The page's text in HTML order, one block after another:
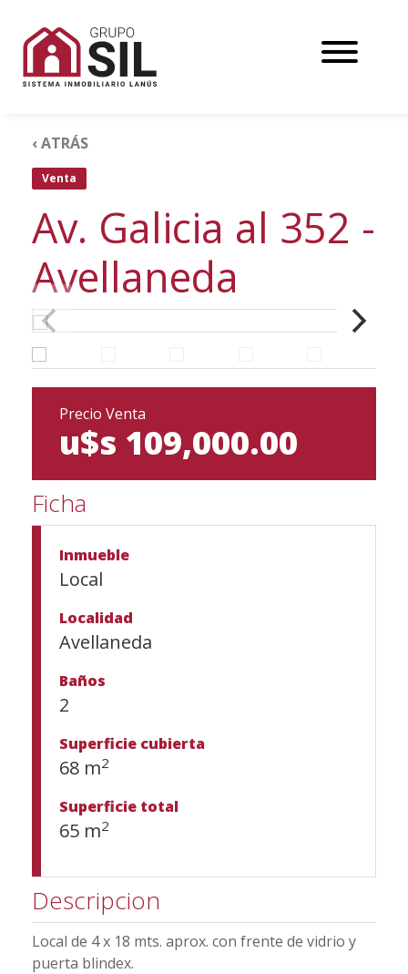
‹ ATRÁS
Venta
Av. Galicia al 352 -
Avellaneda
Precio Venta
u$s 109,000.00
Ficha
Inmueble
Local
Localidad
Avellaneda
Baños
2
Superficie cubierta
68 m2
Superficie total
65 m2
Descripcion
Local de 4 x 18 mts. aprox. con frente de vidrio y
puerta blindex.